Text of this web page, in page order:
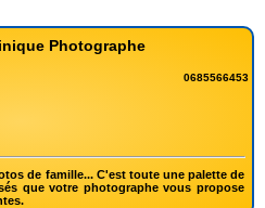
Photographe
0685566453
de famille... C'est toute une palette de
que votre photographe vous propose